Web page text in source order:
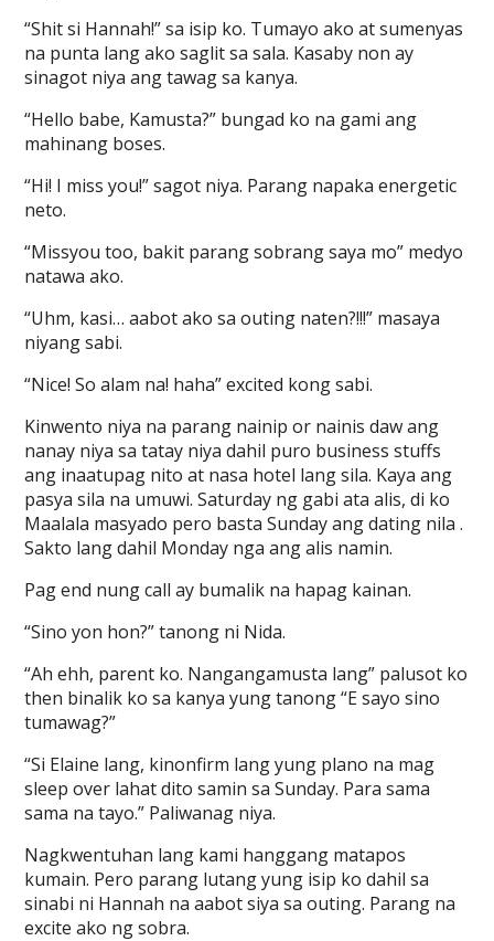
“Shit si Hannah!” sa isip ko. Tumayo ako at sumenyas
na punta lang ako saglit sa sala. Kasaby non ay
sinagot niya ang tawag sa kanya.
“Hello babe, Kamusta?” bungad ko na gami ang
mahinang boses.
“Hi! I miss you!” sagot niya. Parang napaka energetic
neto.
“Missyou too, bakit parang sobrang saya mo” medyo
natawa ako.
“Uhm, kasi… aabot ako sa outing naten?!!!” masaya
niyang sabi.
“Nice! So alam na! haha” excited kong sabi.
Kinwento niya na parang nainip or nainis daw ang
nanay niya sa tatay niya dahil puro business stuffs
ang inaatupag nito at nasa hotel lang sila. Kaya ang
pasya sila na umuwi. Saturday ng gabi ata alis, di ko
Maalala masyado pero basta Sunday ang dating nila .
Sakto lang dahil Monday nga ang alis namin.
Pag end nung call ay bumalik na hapag kainan.
“Sino yon hon?” tanong ni Nida.
“Ah ehh, parent ko. Nangangamusta lang” palusot ko
then binalik ko sa kanya yung tanong “E sayo sino
tumawag?”
“Si Elaine lang, kinonfirm lang yung plano na mag
sleep over lahat dito samin sa Sunday. Para sama
sama na tayo.” Paliwanag niya.
Nagkwentuhan lang kami hanggang matapos
kumain. Pero parang lutang yung isip ko dahil sa
sinabi ni Hannah na aabot siya sa outing. Parang na
excite ako ng sobra.